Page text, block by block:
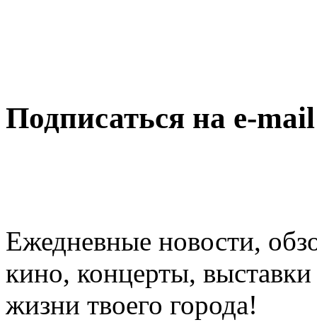
Подписаться на e-
Ежедневные новости,
кино, концерты,
жизни твоего города!